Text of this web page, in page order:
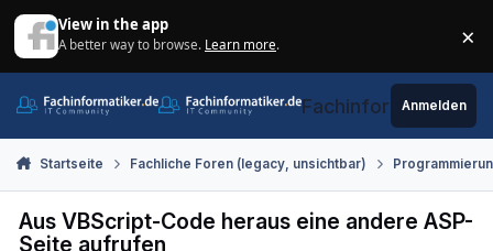
View in the app
A better way to browse. Learn more. ×
Fachinformatiker.de
Anmelden
Startseite Fachliche Foren (legacy, unsichtbar)
Aus VBScript-Code heraus eine andere ASP-
Seite aufrufen